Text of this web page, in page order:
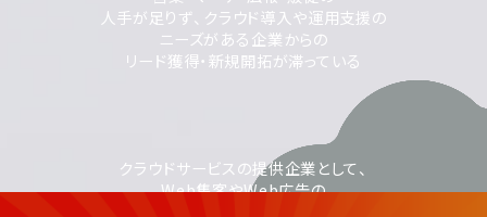
人手が足りず、クラウド導入や運用支援の
ニーズがある企業からの
リード獲得・新規開拓が滞っている
クラウドサービスの提供企業として、
Web集客やWeb広告の